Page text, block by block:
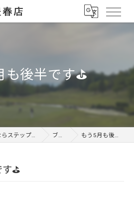
も後半です⛳️
埼玉のゴルフレッスンならステップゴルフ 豊春店 ブログ もう5月も後半です⛳️
⛳️